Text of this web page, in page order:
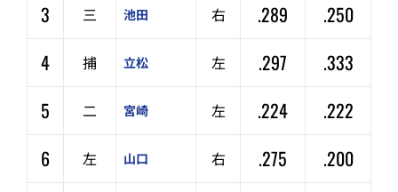
3
三 池田 右 .289
.250
4
捕 立松 左 .297
.333
5
二 宮崎 左 .224
.222
6
左 山口 右 .275
.200